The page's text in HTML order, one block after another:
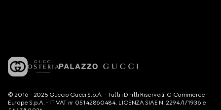
© 2016 - 2025 Guccio Gucci S.p.A. - Tutti i Diritti Riservati. G Commerce
Europe S.p.A. - IT VAT nr 05142860484. LICENZA SIAE N. 2294/I/1936 e